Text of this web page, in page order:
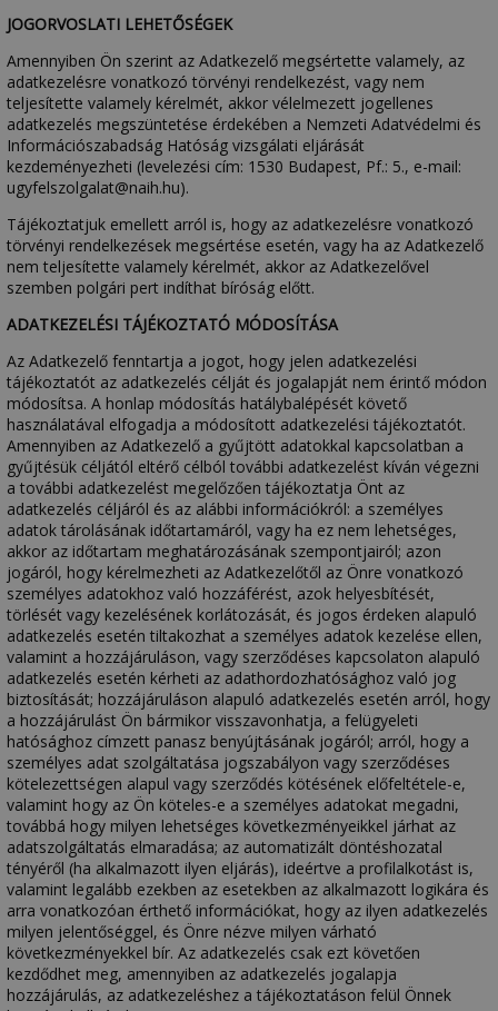
JOGORVOSLATI LEHETŐSÉGEK
Amennyiben Ön szerint az Adatkezelő megsértette valamely, az
adatkezelésre vonatkozó törvényi rendelkezést, vagy nem
teljesítette valamely kérelmét, akkor vélelmezett jogellenes
adatkezelés megszüntetése érdekében a Nemzeti Adatvédelmi és
Információszabadság Hatóság vizsgálati eljárását
kezdeményezheti (levelezési cím: 1530 Budapest, Pf.: 5., e-mail:
ugyfelszolgalat@naih.hu).
Tájékoztatjuk emellett arról is, hogy az adatkezelésre vonatkozó
törvényi rendelkezések megsértése esetén, vagy ha az Adatkezelő
nem teljesítette valamely kérelmét, akkor az Adatkezelővel
szemben polgári pert indíthat bíróság előtt.
ADATKEZELÉSI TÁJÉKOZTATÓ MÓDOSÍTÁSA
Az Adatkezelő fenntartja a jogot, hogy jelen adatkezelési
tájékoztatót az adatkezelés célját és jogalapját nem érintő módon
módosítsa. A honlap módosítás hatálybalépését követő
használatával elfogadja a módosított adatkezelési tájékoztatót.
Amennyiben az Adatkezelő a gyűjtött adatokkal kapcsolatban a
gyűjtésük céljától eltérő célból további adatkezelést kíván végezni
a további adatkezelést megelőzően tájékoztatja Önt az
adatkezelés céljáról és az alábbi információkról: a személyes
adatok tárolásának időtartamáról, vagy ha ez nem lehetséges,
akkor az időtartam meghatározásának szempontjairól; azon
jogáról, hogy kérelmezheti az Adatkezelőtől az Önre vonatkozó
személyes adatokhoz való hozzáférést, azok helyesbítését,
törlését vagy kezelésének korlátozását, és jogos érdeken alapuló
adatkezelés esetén tiltakozhat a személyes adatok kezelése ellen,
valamint a hozzájáruláson, vagy szerződéses kapcsolaton alapuló
adatkezelés esetén kérheti az adathordozhatósághoz való jog
biztosítását; hozzájáruláson alapuló adatkezelés esetén arról, hogy
a hozzájárulást Ön bármikor visszavonhatja, a felügyeleti
hatósághoz címzett panasz benyújtásának jogáról; arról, hogy a
személyes adat szolgáltatása jogszabályon vagy szerződéses
kötelezettségen alapul vagy szerződés kötésének előfeltétele-e,
valamint hogy az Ön köteles-e a személyes adatokat megadni,
továbbá hogy milyen lehetséges következményeikkel járhat az
adatszolgáltatás elmaradása; az automatizált döntéshozatal
tényéről (ha alkalmazott ilyen eljárás), ideértve a profilalkotást is,
valamint legalább ezekben az esetekben az alkalmazott logikára és
arra vonatkozóan érthető információkat, hogy az ilyen adatkezelés
milyen jelentőséggel, és Önre nézve milyen várható
következményekkel bír. Az adatkezelés csak ezt követően
kezdődhet meg, amennyiben az adatkezelés jogalapja
hozzájárulás, az adatkezeléshez a tájékoztatáson felül Önnek